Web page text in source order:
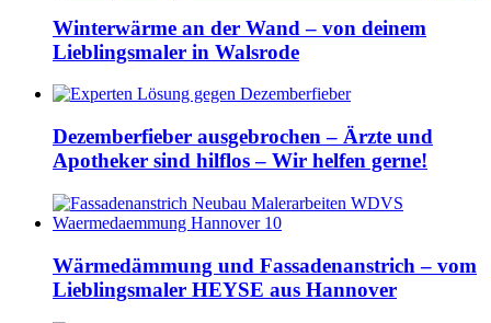
Winterwärme an der Wand – von deinem
Lieblingsmaler in Walsrode
Dezemberfieber ausgebrochen – Ärzte und
Apotheker sind hilflos – Wir helfen gerne!
Wärmedämmung und Fassadenanstrich – vom
Lieblingsmaler HEYSE aus Hannover